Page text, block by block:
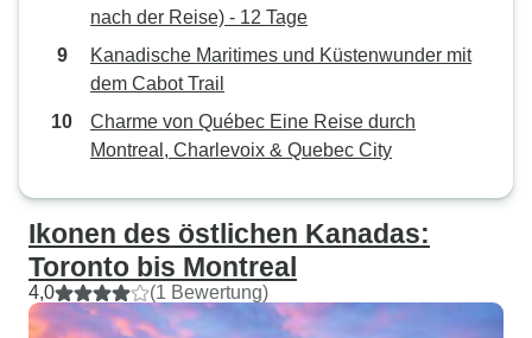
nach der Reise) - 12 Tage
Kanadische Maritimes und Küstenwunder mit
dem Cabot Trail
Charme von Québec Eine Reise durch
Montreal, Charlevoix & Quebec City
Ikonen des östlichen Kanadas:
Toronto bis Montreal
4,0 (1 Bewertung)